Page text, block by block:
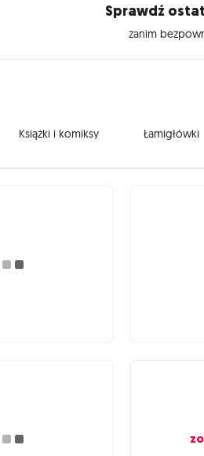
Sprawdź
zanim
Książki i komiksy Łamigłówki